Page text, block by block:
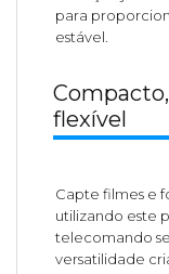
para
estável.
flexível
Capte filmes e
utilizando este
telecomando
versatilidade